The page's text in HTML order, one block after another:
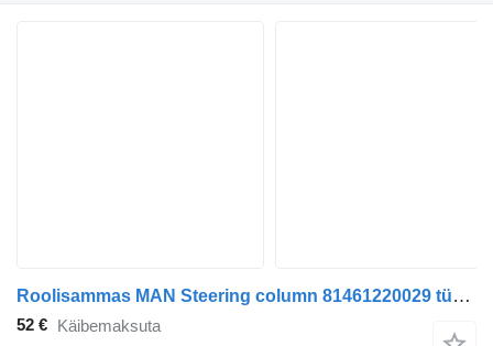
Roolisammas MAN Steering column 81461220029 tüübi jaoks sadulveoki MAN TGA 18.430
52 € Käibemaksuta